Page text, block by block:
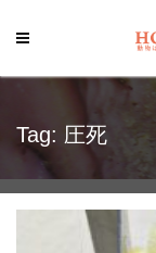
Tag: 圧死